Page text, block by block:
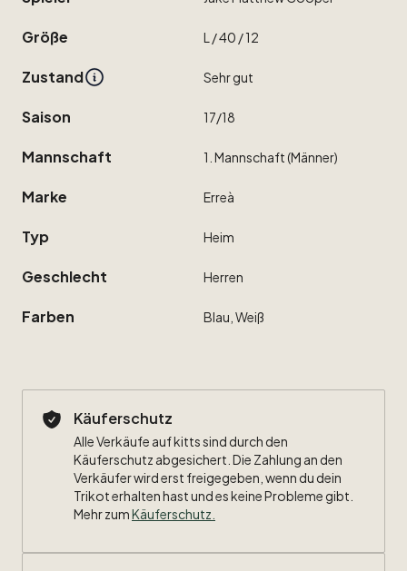
Größe L ​/​40 ​/​12
Zustand Sehrgut
Saison 17​/​18
Mannschaft 1. Mannschaft(Männer)
Marke Erreà
Typ Heim
Geschlecht Herren
Farben Blau, Weiß
Käuferschutz
Alle Verkäufe auf kitts sind durch den
Käuferschutz abgesichert. Die Zahlung an den
Verkäufer wird erst freigegeben, wenn du dein
Trikot erhalten hast und es keine Probleme gibt.
Mehr zumKäuferschutz